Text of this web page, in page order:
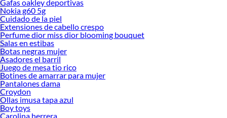
Gafas oakley deportivas
Nokia g60 5g
Cuidado de la piel
Extensiones de cabello crespo
Perfume dior miss dior blooming bouquet
Salas en estibas
Botas negras mujer
Asadores el barril
Juego de mesa tio rico
Botines de amarrar para mujer
Pantalones dama
Croydon
Ollas imusa tapa azul
Boy toys
Carolina herrera